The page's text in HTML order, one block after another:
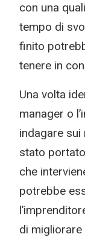
con una
tempo di
finito
tenere in
Una volta
manager o
indagare
stato
che
potrebbe
di